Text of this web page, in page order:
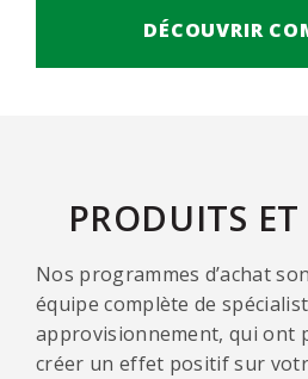
DÉCOUVRIR
PRODUITS ET
Nos programmes d’achat
équipe complète de
approvisionnement, qui ont
créer un effet positif sur